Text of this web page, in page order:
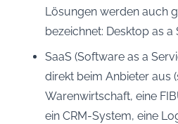
Lösungen werden auch
bezeichnet: Desktop as a
SaaS (Software as a
direkt beim Anbieter aus
Warenwirtschaft, eine
ein CRM-System, eine